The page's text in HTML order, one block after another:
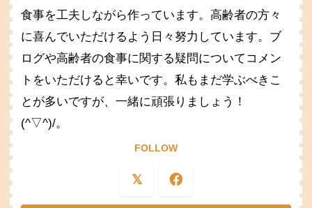
食事を工夫しながら作っています。高齢者の方々
に喜んでいただけるよう日々努力しています。ブ
ログや高齢者の食事に関する疑問についてコメン
トをいただけると幸いです。私もまだ学ぶべきこ
とが多いですが、一緒に頑張りましょう！
(^▽^)/。
FOLLOW